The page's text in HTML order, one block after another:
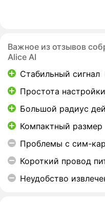
Важное из отзывов
Alice AI
Стабильный сигнал
Простота настройки
Большой радиус
Компактный размер
Проблемы с сим-
Короткий провод
Неудобство